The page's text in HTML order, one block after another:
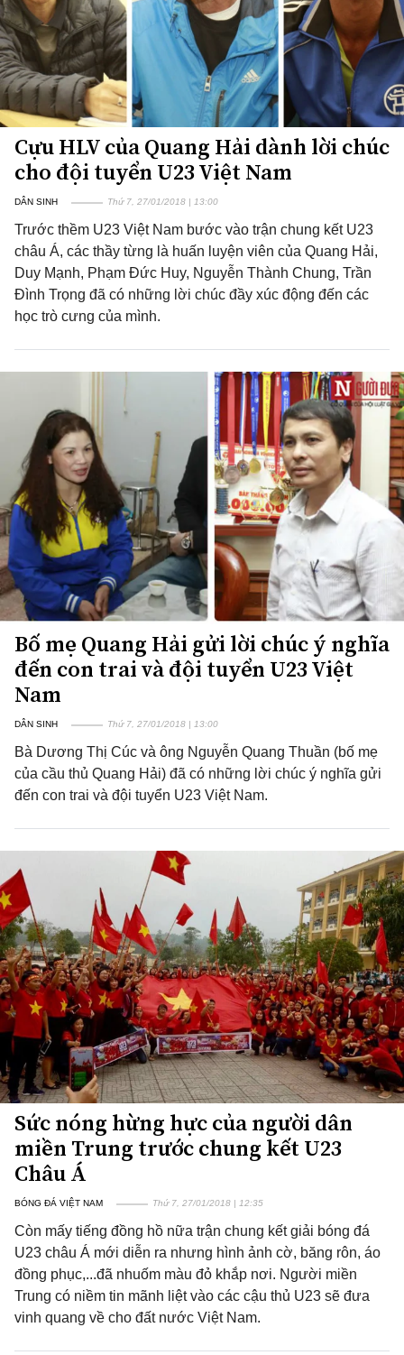
Cựu HLV của Quang Hải dành lời chúc
cho đội tuyển U23 Việt Nam
DÂN SINH Thứ 7, 27/01/2018 | 13:00
Trước thềm U23 Việt Nam bước vào trận chung kết U23
châu Á, các thầy từng là huấn luyện viên của Quang Hải,
Duy Mạnh, Phạm Đức Huy, Nguyễn Thành Chung, Trần
Đình Trọng đã có những lời chúc đầy xúc động đến các
học trò cưng của mình.
Bố mẹ Quang Hải gửi lời chúc ý nghĩa
đến con trai và đội tuyển U23 Việt
Nam
DÂN SINH Thứ 7, 27/01/2018 | 13:00
Bà Dương Thị Cúc và ông Nguyễn Quang Thuần (bố mẹ
của cầu thủ Quang Hải) đã có những lời chúc ý nghĩa gửi
đến con trai và đội tuyển U23 Việt Nam.
Sức nóng hừng hực của người dân
miền Trung trước chung kết U23
Châu Á
BÓNG ĐÁ VIỆT NAM Thứ 7, 27/01/2018 | 12:35
Còn mấy tiếng đồng hồ nữa trận chung kết giải bóng đá
U23 châu Á mới diễn ra nhưng hình ảnh cờ, băng rôn, áo
đồng phục,...đã nhuốm màu đỏ khắp nơi. Người miền
Trung có niềm tin mãnh liệt vào các cậu thủ U23 sẽ đưa
vinh quang về cho đất nước Việt Nam.